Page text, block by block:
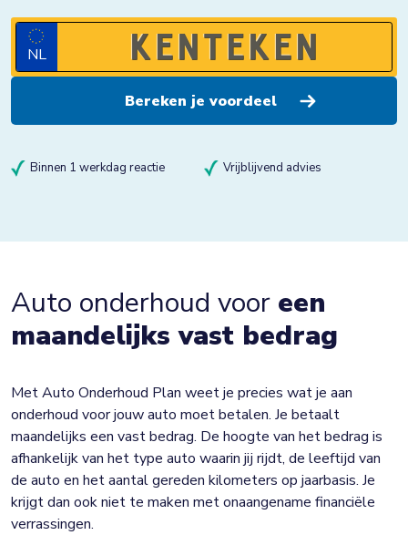
NL
Binnen 1 werkdag reactie Vrijblijvend advies
Auto onderhoud voor een
maandelijks vast bedrag
Met Auto Onderhoud Plan weet je precies wat je aan
onderhoud voor jouw auto moet betalen. Je betaalt
maandelijks een vast bedrag. De hoogte van het bedrag is
afhankelijk van het type auto waarin jij rijdt, de leeftijd van
de auto en het aantal gereden kilometers op jaarbasis. Je
krijgt dan ook niet te maken met onaangename financiële
verrassingen.